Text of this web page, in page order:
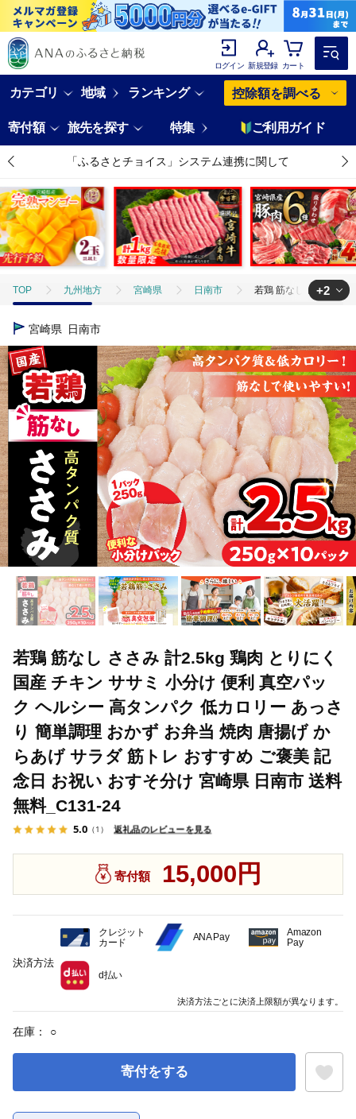
ログイン 新規登録 カート
カテゴリ 地域 ランキング 控除額を調べる
寄付額 旅先を探す 特集 ご利用ガイド
「ふるさとチョイス」システム連携に関して
TOP 九州地方 宮崎県 日南市 若鶏 筋なし ささみ 計
TOP
TOP 鶏肉 ほかの鶏肉 若鶏 筋なし ささみ 計
+2
宮崎県 日南市
若鶏 筋なし ささみ 計2.5kg 鶏肉 とりにく
国産 チキン ササミ 小分け 便利 真空パッ
ク ヘルシー 高タンパク 低カロリー あっさ
り 簡単調理 おかず お弁当 焼肉 唐揚げ か
らあげ サラダ 筋トレ おすすめ ご褒美 記
念日 お祝い おすそ分け 宮崎県 日南市 送料
無料_C131-24
5.0 （1） 返礼品のレビューを見る
寄付額 15,000円
在庫： ○
寄付をする
決済方法
クレジット
カード
ANA Pay
Amazon
Pay
d払い
決済方法ごとに決済上限額が異なります。